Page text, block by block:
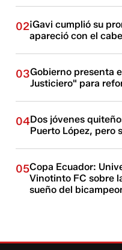
02¡Gavi cumplió su
apareció con el
03Gobierno presenta
Justiciero" para
04Dos jóvenes
Puerto López, pero
05Copa Ecuador:
Vinotinto FC sobre
sueño del